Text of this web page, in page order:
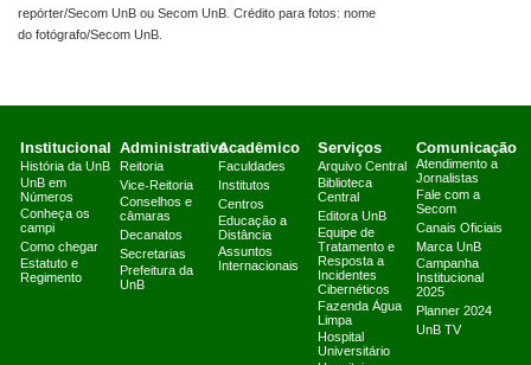
repórter/Secom UnB ou Secom UnB. Crédito para fotos: nome
do fotógrafo/Secom UnB.
Institucional
História da UnB
UnB em
Números
Conheça os
campi
Como chegar
Estatuto e
Regimento
Administrativo
Reitoria
Vice-Reitoria
Conselhos e
câmaras
Decanatos
Secretarias
Prefeitura da
UnB
Acadêmico
Faculdades
Institutos
Centros
Educação a
Distância
Assuntos
Internacionais
Serviços
Arquivo Central
Biblioteca
Central
Editora UnB
Equipe de
Tratamento e
Resposta a
Incidentes
Cibernéticos
Fazenda Água
Limpa
Hospital
Universitário
Comunicação
Atendimento a
Jornalistas
Fale com a
Secom
Canais Oficiais
Marca UnB
Campanha
Institucional
2025
Planner 2024
UnB TV